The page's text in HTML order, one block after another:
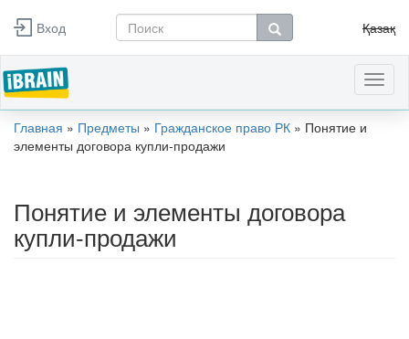
Перейти к основному содержанию
Вход Форма поиска
Поиск
Қазақ
Вы здесь
Главная » Предметы » Гражданское право РК » Понятие и
элементы договора купли-продажи
Понятие и элементы договора
купли-продажи